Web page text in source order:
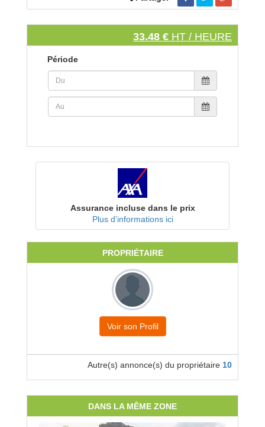
33.48 € HT / HEURE
Période
Assurance incluse dans le prix
Plus d'informations ici
PROPRIÉTAIRE
Voir son Profil
Autre(s) annonce(s) du propriétaire 10
DANS LA MÊME ZONE